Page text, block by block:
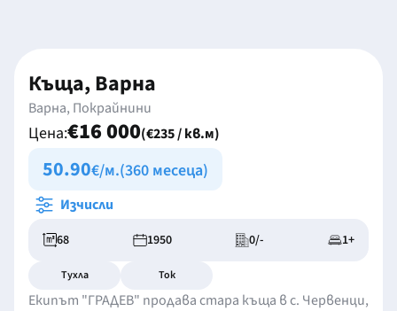
Къща, Варна
Варна, Покрайнини
Цена:€16 000(€235 / кв.м)
50.90€/м.(360 месеца)
Изчисли
68 1950 0/- 1+
Тухла Ток
Екипът "ГРАДЕВ" продава стара къща в с. Червенци,